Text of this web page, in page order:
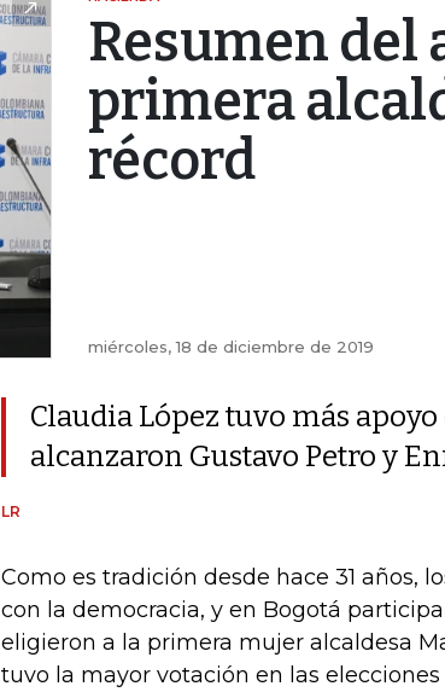
Resumen del
primera
récord
miércoles, 18 de diciembre de 2019
Claudia López tuvo más apoyo
alcanzaron Gustavo Petro y
LR
Como es tradición desde hace 31 años,
con la democracia, y en Bogotá
eligieron a la primera mujer alcaldesa
tuvo la mayor votación en las elecciones